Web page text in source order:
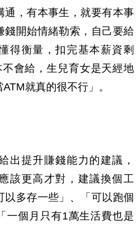
通，有本事生，就要有本事
錢開始情緒勒索，自己要給
得衡量，扣完基本薪資剩
會給，生兒育女是天經地
就真的很不行」。
出提升賺錢能力的建議，
該更高才對，建議換個工
以多存一些」、「可以跑個
一個月只有1萬生活費也是